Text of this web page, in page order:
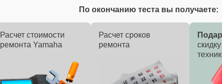
По окончанию теста вы получаете:
Расчет стоимости
ремонта Yamaha
Расчет сроков
ремонта
скидку